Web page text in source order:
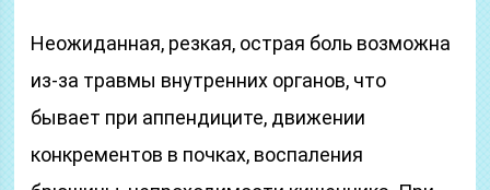
Неожиданная, резкая, острая боль возможна
из-за травмы внутренних органов, что
бывает при аппендиците, движении
конкрементов в почках, воспаления